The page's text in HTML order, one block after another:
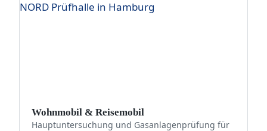
Wohnmobil & Reisemobil
Hauptuntersuchung und Gasanlagenprüfung für